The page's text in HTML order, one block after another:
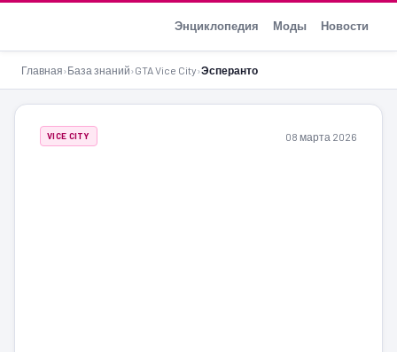
Энциклопедия Моды Новости
Главная›База знаний›GTA Vice City›Эсперанто
VICE CITY 08 марта 2026